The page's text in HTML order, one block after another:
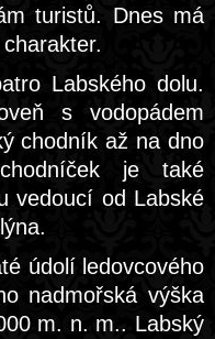
turistů. Dnes má
Labského dolu.
s vodopádem
chodník až na dno
je také
vedoucí od Labské
údolí ledovcového
nadmořská výška
m. n. m.. Labský